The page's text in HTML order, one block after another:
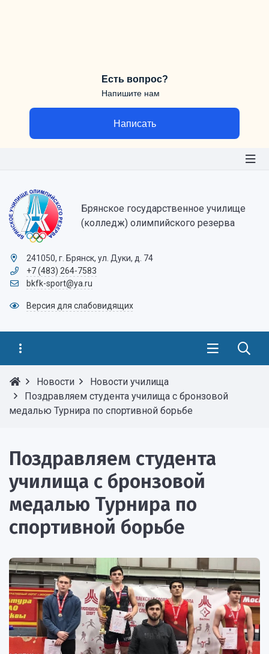
Есть вопрос?
Напишите нам
Написать
Брянское государственное училище
(колледж) олимпийского резерва
241050, г. Брянск, ул. Дуки, д. 74
+7 (483) 264-7583
bkfk-sport@ya.ru
Версия для слабовидящих
Новости
Новости училища
Поздравляем студента училища с бронзовой
медалью Турнира по спортивной борьбе
Поздравляем студента
училища с бронзовой
медалью Турнира по
спортивной борьбе